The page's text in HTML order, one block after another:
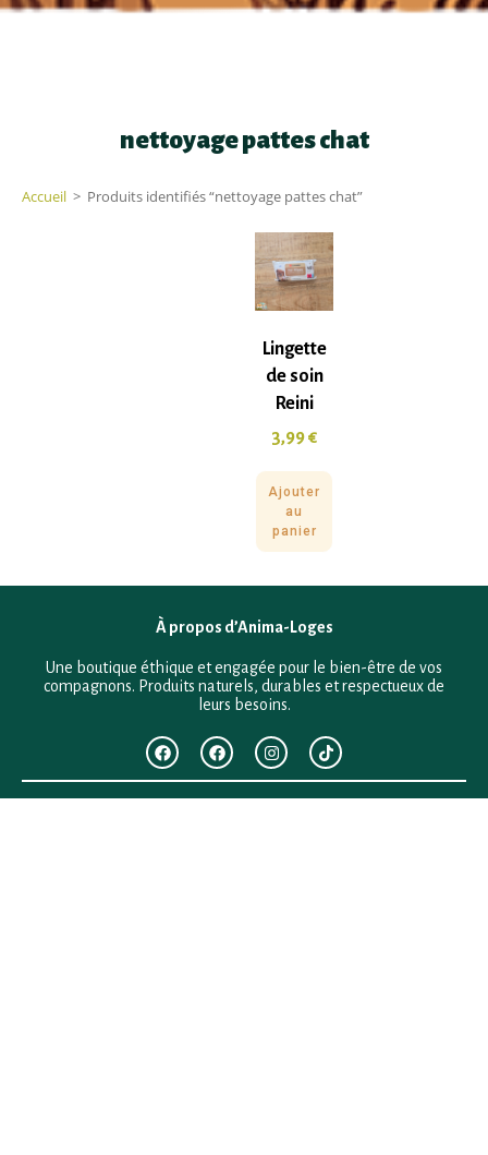
nettoyage pattes chat
Accueil > Produits identifiés “nettoyage pattes chat”
Lingette
de soin
Reini
3,99€
Ajouter
au
panier
À propos d’Anima-Loges
Une boutique éthique et engagée pour le bien-être de vos
compagnons. Produits naturels, durables et respectueux de
leurs besoins.